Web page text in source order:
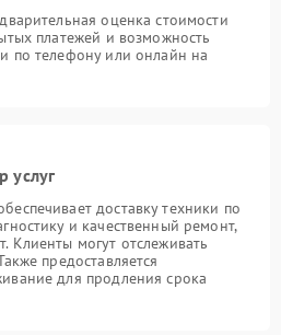
оценка стоимости
платежей и возможность
по телефону или онлайн на
услуг
доставку техники по
и качественный ремонт,
Клиенты могут отслеживать
предоставляется
для продления срока